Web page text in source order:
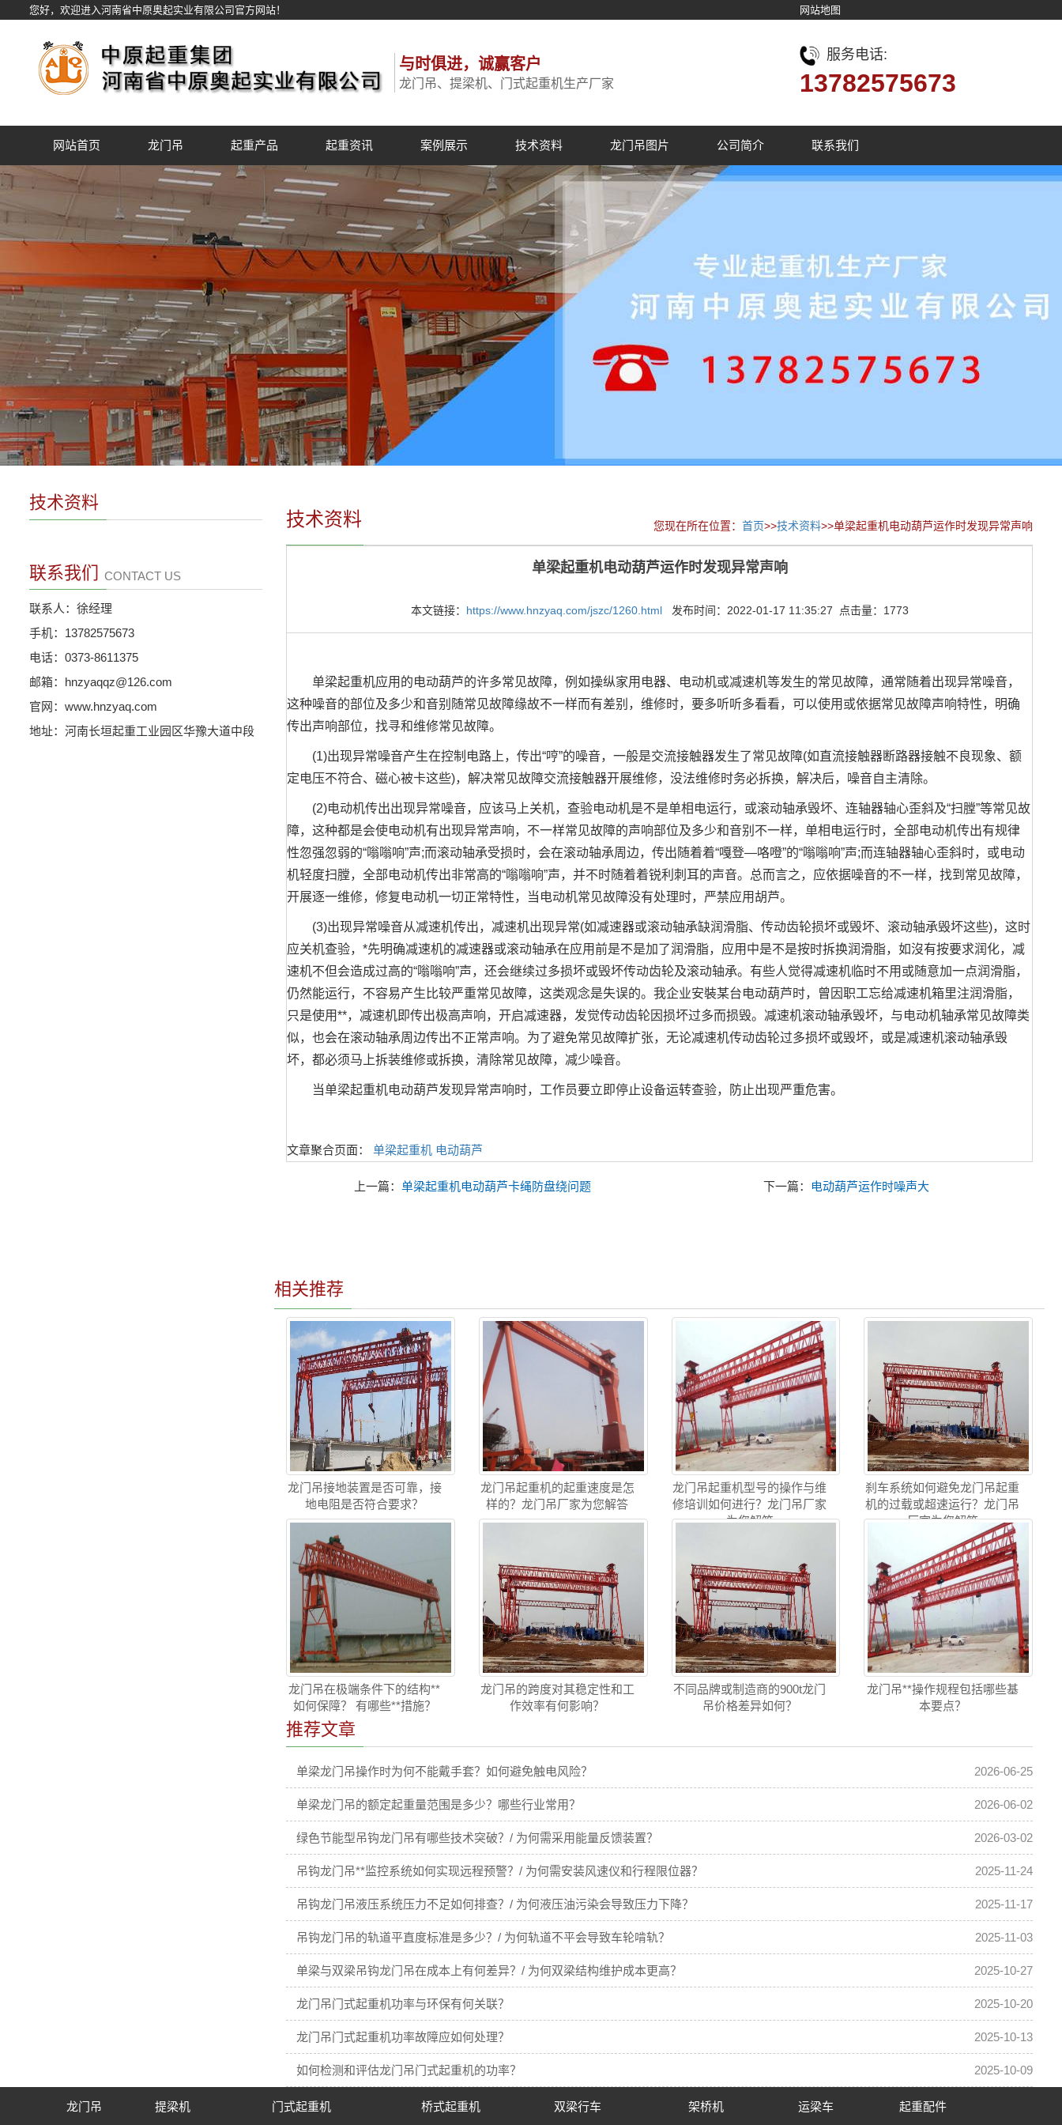
您好，欢迎进入河南省中原奥起实业有限公司官方网站！ 网站地图
与时俱进，诚赢客户
龙门吊、提梁机、门式起重机生产厂家
服务电话:
13782575673
网站首页 龙门吊 起重产品 起重资讯 案例展示 技术资料 龙门吊图片 公司简介 联系我们
技术资料 您现在所在位置： 首页>>技术资料>>单梁起重机电动葫芦运作时发现异常声响
单梁起重机电动葫芦运作时发现异常声响
本文链接： https://www.hnzyaq.com/jszc/1260.html发布时间：2022-01-17 11:35:27 点击量：1773
单梁起重机应用的电动葫芦的许多常见故障，例如操纵家用电器、电动机或减速机等发生的常见故障，通常随着出现异常噪音，
这种噪音的部位及多少和音别随常见故障缘故不一样而有差别，维修时，要多听听多看看，可以使用或依据常见故障声响特性，明确
传出声响部位，找寻和维修常见故障。
(1)出现异常噪音产生在控制电路上，传出“哼”的噪音，一般是交流接触器发生了常见故障(如直流接触器断路器接触不良现象、额
定电压不符合、磁心被卡这些)，解决常见故障交流接触器开展维修，没法维修时务必拆换，解决后，噪音自主清除。
(2)电动机传出出现异常噪音，应该马上关机，查验电动机是不是单相电运行，或滚动轴承毁坏、连轴器轴心歪斜及“扫膛”等常见故
障，这种都是会使电动机有出现异常声响，不一样常见故障的声响部位及多少和音别不一样，单相电运行时，全部电动机传出有规律
性忽强忽弱的“嗡嗡响”声;而滚动轴承受损时，会在滚动轴承周边，传出随着着“嘎登—咯噔”的“嗡嗡响”声;而连轴器轴心歪斜时，或电动
机轻度扫膛，全部电动机传出非常高的“嗡嗡响”声，并不时随着着锐利刺耳的声音。总而言之，应依据噪音的不一样，找到常见故障，
开展逐一维修，修复电动机一切正常特性，当电动机常见故障没有处理时，严禁应用胡芦。
(3)出现异常噪音从减速机传出，减速机出现异常(如减速器或滚动轴承缺润滑脂、传动齿轮损坏或毁坏、滚动轴承毁坏这些)，这时
应关机查验，*先明确减速机的减速器或滚动轴承在应用前是不是加了润滑脂，应用中是不是按时拆换润滑脂，如沒有按要求润化，减
速机不但会造成过高的“嗡嗡响”声，还会继续过多损坏或毁坏传动齿轮及滚动轴承。有些人觉得减速机临时不用或随意加一点润滑脂，
仍然能运行，不容易产生比较严重常见故障，这类观念是失误的。我企业安裝某台电动葫芦时，曾因职工忘给减速机箱里注润滑脂，
只是使用**，减速机即传出极高声响，开启减速器，发觉传动齿轮因损坏过多而损毁。减速机滚动轴承毁坏，与电动机轴承常见故障类
似，也会在滚动轴承周边传出不正常声响。为了避免常见故障扩张，无论减速机传动齿轮过多损坏或毁坏，或是减速机滚动轴承毁
坏，都必须马上拆装维修或拆换，清除常见故障，减少噪音。
当单梁起重机电动葫芦发现异常声响时，工作员要立即停止设备运转查验，防止出现严重危害。
文章聚合页面： 单梁起重机 电动葫芦
上一篇：单梁起重机电动葫芦卡绳防盘绕问题 下一篇： 电动葫芦运作时噪声大
相关推荐
龙门吊接地装置是否可靠，接
地电阻是否符合要求？
龙门吊起重机的起重速度是怎
样的？龙门吊厂家为您解答
龙门吊起重机型号的操作与维
修培训如何进行？龙门吊厂家
为您解答
刹车系统如何避免龙门吊起重
机的过载或超速运行？龙门吊
厂家为您解答
龙门吊在极端条件下的结构**
如何保障？ 有哪些**措施？
龙门吊的跨度对其稳定性和工
作效率有何影响？
不同品牌或制造商的900t龙门
吊价格差异如何？
龙门吊**操作规程包括哪些基
本要点？
推荐文章
单梁龙门吊操作时为何不能戴手套？如何避免触电风险？ 2026-06-25
单梁龙门吊的额定起重量范围是多少？哪些行业常用？ 2026-06-02
绿色节能型吊钩龙门吊有哪些技术突破？/ 为何需采用能量反馈装置？ 2026-03-02
吊钩龙门吊**监控系统如何实现远程预警？/ 为何需安装风速仪和行程限位器？ 2025-11-24
吊钩龙门吊液压系统压力不足如何排查？/ 为何液压油污染会导致压力下降？ 2025-11-17
吊钩龙门吊的轨道平直度标准是多少？/ 为何轨道不平会导致车轮啃轨？ 2025-11-03
单梁与双梁吊钩龙门吊在成本上有何差异？/ 为何双梁结构维护成本更高？ 2025-10-27
龙门吊门式起重机功率与环保有何关联？ 2025-10-20
龙门吊门式起重机功率故障应如何处理？ 2025-10-13
如何检测和评估龙门吊门式起重机的功率？ 2025-10-09
技术资料
联系我们 CONTACT US
联系人：徐经理
手机：13782575673
电话：0373-8611375
邮箱：hnzyaqqz@126.com
官网：www.hnzyaq.com
地址：河南长垣起重工业园区华豫大道中段
龙门吊 提梁机 门式起重机 桥式起重机 双梁行车 架桥机 运梁车 起重配件